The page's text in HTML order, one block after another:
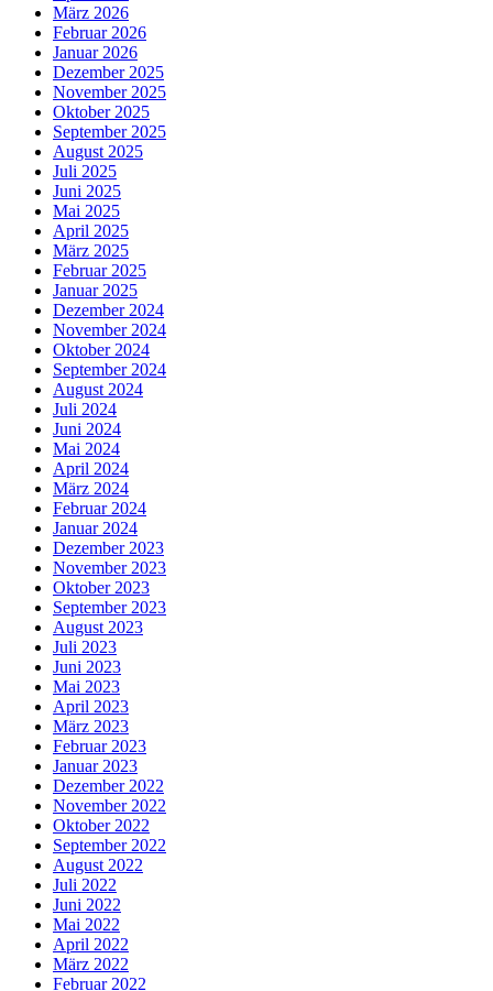
März 2026
Februar 2026
Januar 2026
Dezember 2025
November 2025
Oktober 2025
September 2025
August 2025
Juli 2025
Juni 2025
Mai 2025
April 2025
März 2025
Februar 2025
Januar 2025
Dezember 2024
November 2024
Oktober 2024
September 2024
August 2024
Juli 2024
Juni 2024
Mai 2024
April 2024
März 2024
Februar 2024
Januar 2024
Dezember 2023
November 2023
Oktober 2023
September 2023
August 2023
Juli 2023
Juni 2023
Mai 2023
April 2023
März 2023
Februar 2023
Januar 2023
Dezember 2022
November 2022
Oktober 2022
September 2022
August 2022
Juli 2022
Juni 2022
Mai 2022
April 2022
März 2022
Februar 2022